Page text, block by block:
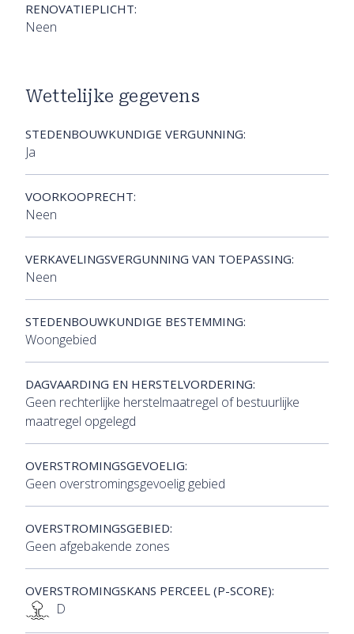
RENOVATIEPLICHT:
Neen
Wettelijke gegevens
STEDENBOUWKUNDIGE VERGUNNING:
Ja
VOORKOOPRECHT:
Neen
VERKAVELINGSVERGUNNING VAN TOEPASSING:
Neen
STEDENBOUWKUNDIGE BESTEMMING:
Woongebied
DAGVAARDING EN HERSTELVORDERING:
Geen rechterlijke herstelmaatregel of bestuurlijke
maatregel opgelegd
OVERSTROMINGSGEVOELIG:
Geen overstromingsgevoelig gebied
OVERSTROMINGSGEBIED:
Geen afgebakende zones
OVERSTROMINGSKANS PERCEEL (P-SCORE):
D